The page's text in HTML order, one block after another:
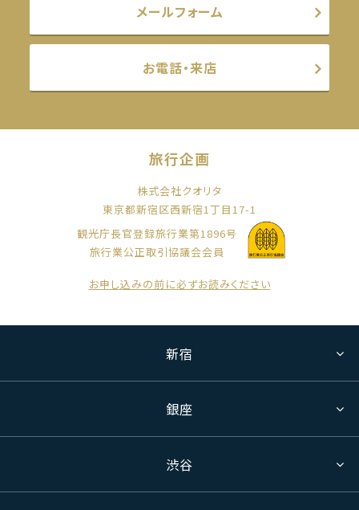
メールフォーム
お電話・来店
旅行企画
株式会社クオリタ
東京都新宿区西新宿1丁目17-1
観光庁長官登録旅行業第1896号
旅行業公正取引協議会会員
お申し込みの前に必ずお読みください
新宿
銀座
渋谷